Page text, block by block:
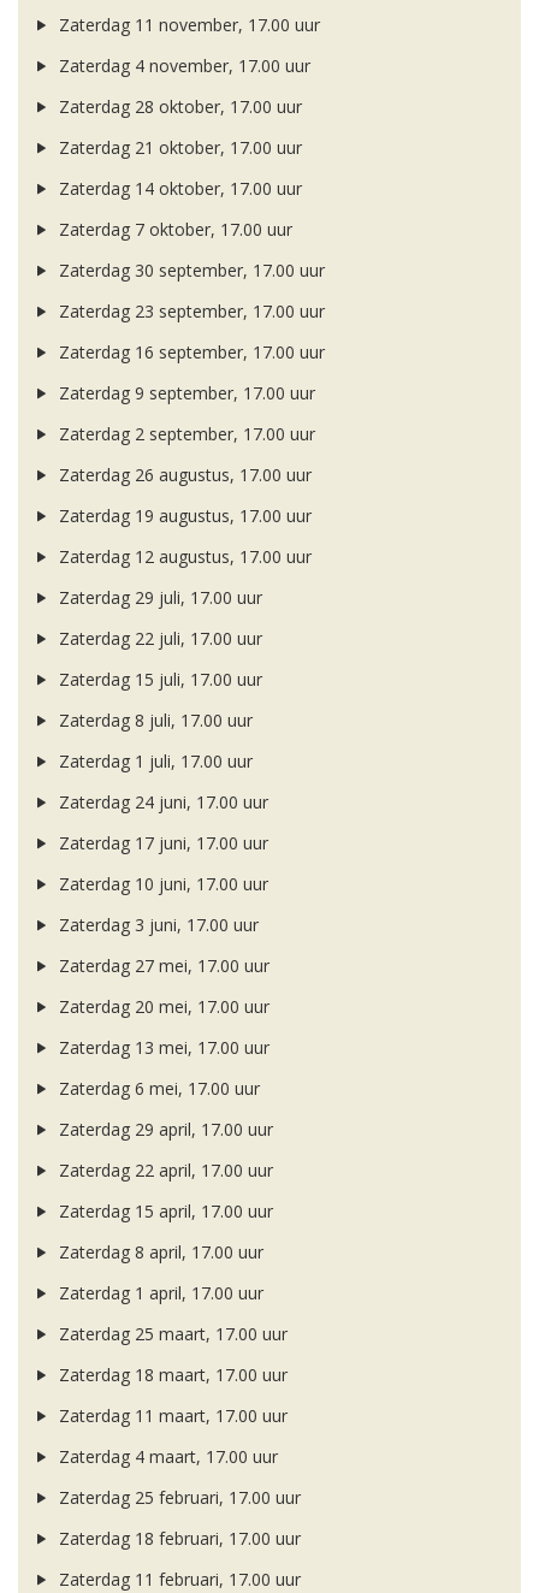
Zaterdag 11 november, 17.00 uur
Zaterdag 4 november, 17.00 uur
Zaterdag 28 oktober, 17.00 uur
Zaterdag 21 oktober, 17.00 uur
Zaterdag 14 oktober, 17.00 uur
Zaterdag 7 oktober, 17.00 uur
Zaterdag 30 september, 17.00 uur
Zaterdag 23 september, 17.00 uur
Zaterdag 16 september, 17.00 uur
Zaterdag 9 september, 17.00 uur
Zaterdag 2 september, 17.00 uur
Zaterdag 26 augustus, 17.00 uur
Zaterdag 19 augustus, 17.00 uur
Zaterdag 12 augustus, 17.00 uur
Zaterdag 29 juli, 17.00 uur
Zaterdag 22 juli, 17.00 uur
Zaterdag 15 juli, 17.00 uur
Zaterdag 8 juli, 17.00 uur
Zaterdag 1 juli, 17.00 uur
Zaterdag 24 juni, 17.00 uur
Zaterdag 17 juni, 17.00 uur
Zaterdag 10 juni, 17.00 uur
Zaterdag 3 juni, 17.00 uur
Zaterdag 27 mei, 17.00 uur
Zaterdag 20 mei, 17.00 uur
Zaterdag 13 mei, 17.00 uur
Zaterdag 6 mei, 17.00 uur
Zaterdag 29 april, 17.00 uur
Zaterdag 22 april, 17.00 uur
Zaterdag 15 april, 17.00 uur
Zaterdag 8 april, 17.00 uur
Zaterdag 1 april, 17.00 uur
Zaterdag 25 maart, 17.00 uur
Zaterdag 18 maart, 17.00 uur
Zaterdag 11 maart, 17.00 uur
Zaterdag 4 maart, 17.00 uur
Zaterdag 25 februari, 17.00 uur
Zaterdag 18 februari, 17.00 uur
Zaterdag 11 februari, 17.00 uur